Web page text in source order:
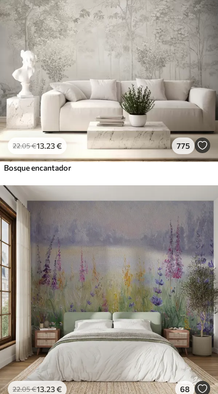
22.05€13 .23€ 775
Bosque encantador
22.05€13 .23€ 68